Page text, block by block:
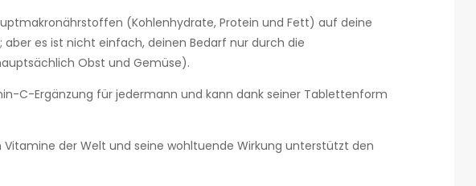
(Kohlenhydrate, Protein und Fett) auf deine
es ist nicht einfach, deinen Bedarf nur durch die
Obst und Gemüse).
C-Ergänzung für jedermann und kann dank seiner Tablettenform
der Welt und seine wohltuende Wirkung unterstützt den